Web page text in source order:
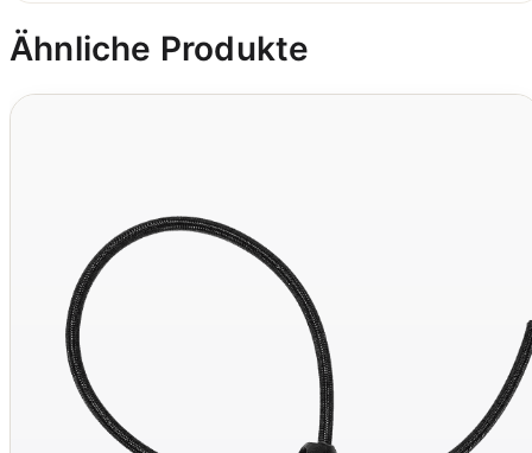
Ähnliche Produkte